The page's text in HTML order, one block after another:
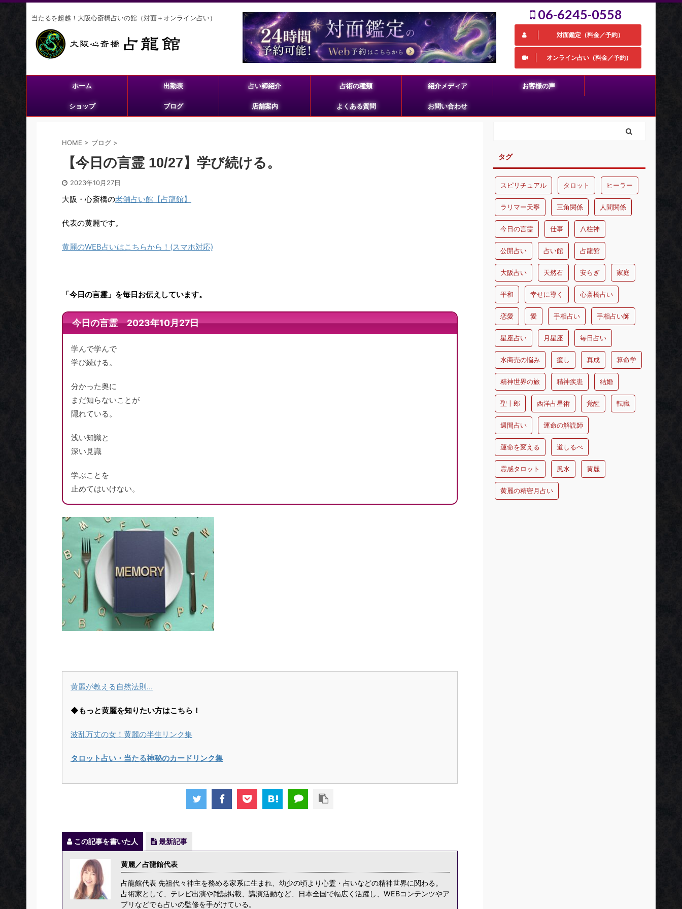
当たるを超越！大阪心斎橋占いの館（対面＋オンライン占い） 06-6245-0558
対面鑑定（料金／予約）
オンライン占い（料金／予約）
ホーム 出勤表 占い師紹介 占術の種類 紹介メディア お客様の声
ショップ ブログ 店舗案内 よくある質問 お問い合わせ
HOME > ブログ >
【今日の言霊 10/27】学び続ける。
2023年10月27日
大阪・心斎橋の老舗占い館【占龍館】
代表の黄麗です。
黄麗のWEB占いはこちらから！(スマホ対応)
「今日の言霊」を毎日お伝えしています。
今日の言霊 2023年10月27日
学んで学んで
学び続ける。
分かった奥に
まだ知らないことが
隠れている。
浅い知識と
深い見識
学ぶことを
止めてはいけない。
黄麗が教える自然法則…
◆もっと黄麗を知りたい方はこちら！
波乱万丈の女！黄麗の半生リンク集
タロット占い・当たる神秘のカードリンク集
この記事を書いた人 最新記事
黄麗／占龍館代表
占龍館代表 先祖代々神主を務める家系に生まれ、幼少の頃より心霊・占いなどの精神世界に関わる。
占術家として、テレビ出演や雑誌掲載、講演活動など、日本全国で幅広く活躍し、WEBコンテンツやア
プリなどでも占いの監修を手がけている。
タグ
スピリチュアル タロット ヒーラー
ラリマー天寧 三角関係 人間関係
今日の言霊 仕事 八柱神
公開占い 占い館 占龍館
大阪占い 天然石 安らぎ 家庭
平和 幸せに導く 心斎橋占い
恋愛 愛 手相占い 手相占い師
星座占い 月星座 毎日占い
水商売の悩み 癒し 真成 算命学
精神世界の旅 精神疾患 結婚
聖十郎 西洋占星術 覚醒 転職
週間占い 運命の解読師
運命を変える 道しるべ
霊感タロット 風水 黄麗
黄麗の精密月占い